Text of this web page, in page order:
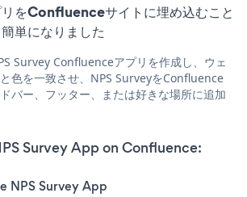
をConfluenceサイトに埋め込むこと
単になりました
Survey Confluenceアプリを作成し、ウェ
色を一致させ、NPS SurveyをConfluence
バー、フッター、または好きな場所に追加
Survey App on Confluence:
NPS Survey App